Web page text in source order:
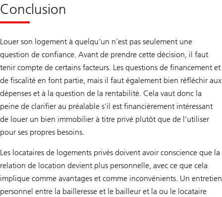
Conclusion
Louer son logement à quelqu’un n’est pas seulement une
question de confiance. Avant de prendre cette décision, il faut
tenir compte de certains facteurs. Les questions de financement et
de fiscalité en font partie, mais il faut également bien réfléchir aux
dépenses et à la question de la rentabilité. Cela vaut donc la
peine de clarifier au préalable s’il est financièrement intéressant
de louer un bien immobilier à titre privé plutôt que de l’utiliser
pour ses propres besoins.
Les locataires de logements privés doivent avoir conscience que la
relation de location devient plus personnelle, avec ce que cela
implique comme avantages et comme inconvénients. Un entretien
personnel entre la bailleresse et le bailleur et la ou le locataire